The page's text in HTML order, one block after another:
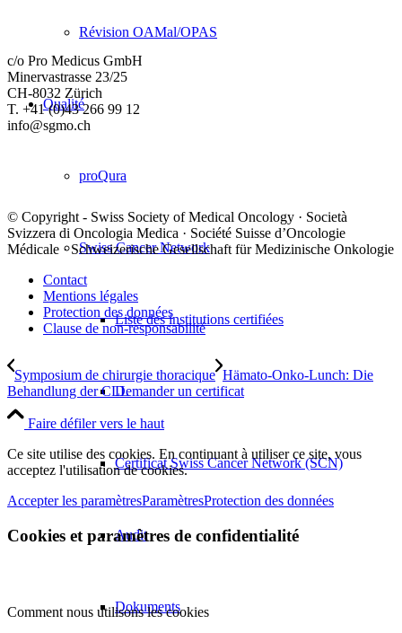
Révision OAMal/OPAS
Qualité
proQura
Swiss Cancer Network
Liste des institutions certifiées
Demander un certificat
Certificat Swiss Cancer Network (SCN)
Audit
Dokuments
c/o Pro Medicus GmbH
Minervastrasse 23/25
CH-8032 Zürich
T. +41 (0)43 266 99 12
info@sgmo.ch
© Copyright - Swiss Society of Medical Oncology · Società
Svizzera di Oncologia Medica · Société Suisse d’Oncologie
Médicale · Schweizerische Gesellschaft für Medizinische Onkologie
Contact
Mentions légales
Protection des données
Clause de non-responsabilité
Symposium de chirurgie thoracique Hämato-Onko-Lunch: Die
Behandlung der CLL
Faire défiler vers le haut
Ce site utilise des cookies. En continuant à utiliser ce site, vous
acceptez l'utilisation de cookies.
Accepter les paramètresParamètresProtection des données
Cookies et paramètres de confidentialité
Comment nous utilisons les cookies